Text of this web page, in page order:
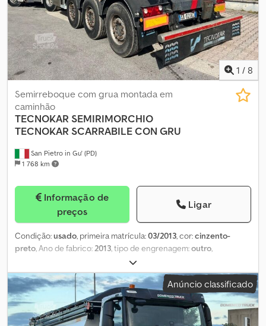
1 / 8
San Pietro in Gu' (PD)
1 768 km
Semirreboque com grua montada em
caminhão
TECNOKAR SEMIRIMORCHIO
TECNOKAR SCARRABILE CON GRU
Informação de
preços
Ligar
Condição:usado, primeira matrícula:03/2013, cor:cinzento-
preto, Ano de fabrico:2013, tipo de engrenagem:outro,
MATRÍCULA: XA020AJ TÍTULO: SEMIRREBOQUE TECNOKAR COM
SISTEMA DE DESCARGA E GUINDASTE REF: 25R14 ANO: 03/2013
EIXOS: 3 COMPRIMENTO MÁXIMO: 9,60 m ORIGEM: Itália
CAPACIDADE: 25900 kg - REBOQUE: 38000 kg (carga total)
Dwsdpox Twfqjfx Apdsa TIPO DE EQUIPAMENTO: com sistema de
descarga MODELO DO EQUIPAMENTO: HYVALIFT 30.67 SK
Anúncio classificado